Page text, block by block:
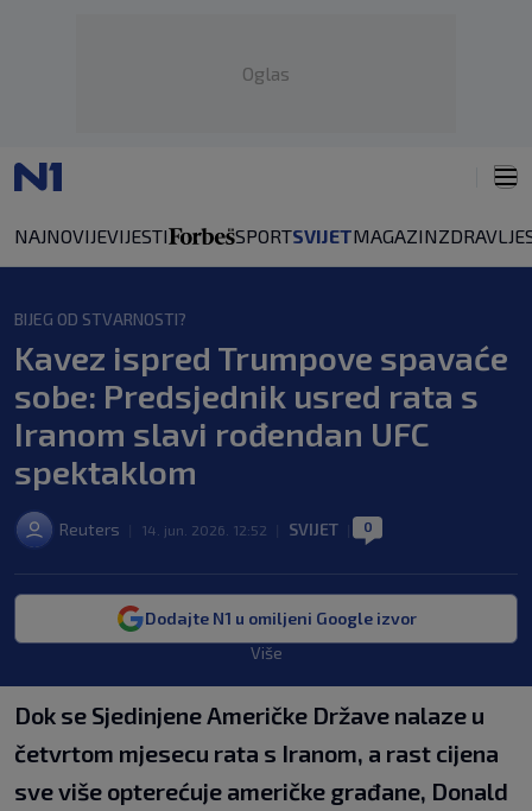
Oglas
NAJNOVIJEVIJESTI SPORTSVIJETMAGAZINZDRAVLJE
BIJEG OD STVARNOSTI?
Kavez ispred Trumpove spavaće
sobe: Predsjednik usred rata s
Iranom slavi rođendan UFC
spektaklom
Reuters 14. jun. 2026. 12:52 SVIJET 0
Dodajte N1 u omiljeni Google izvor
Više
Dok se Sjedinjene Američke Države nalaze u
četvrtom mjesecu rata s Iranom, a rast cijena
sve više opterećuje američke građane, Donald